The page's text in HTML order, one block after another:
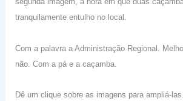
tranquilamente entulho no local.
Com a palavra a Administração Regional.
não. Com a pá e a caçamba.
Dê um clique sobre as imagens para ampliá-las.